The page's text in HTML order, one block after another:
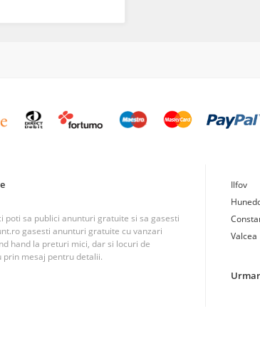
poti sa publici anunturi gratuite si sa gasesti
gasesti anunturi gratuite cu vanzari
hand la preturi mici, dar si locuri de
prin mesaj pentru detalii.
Ilfov
Valcea